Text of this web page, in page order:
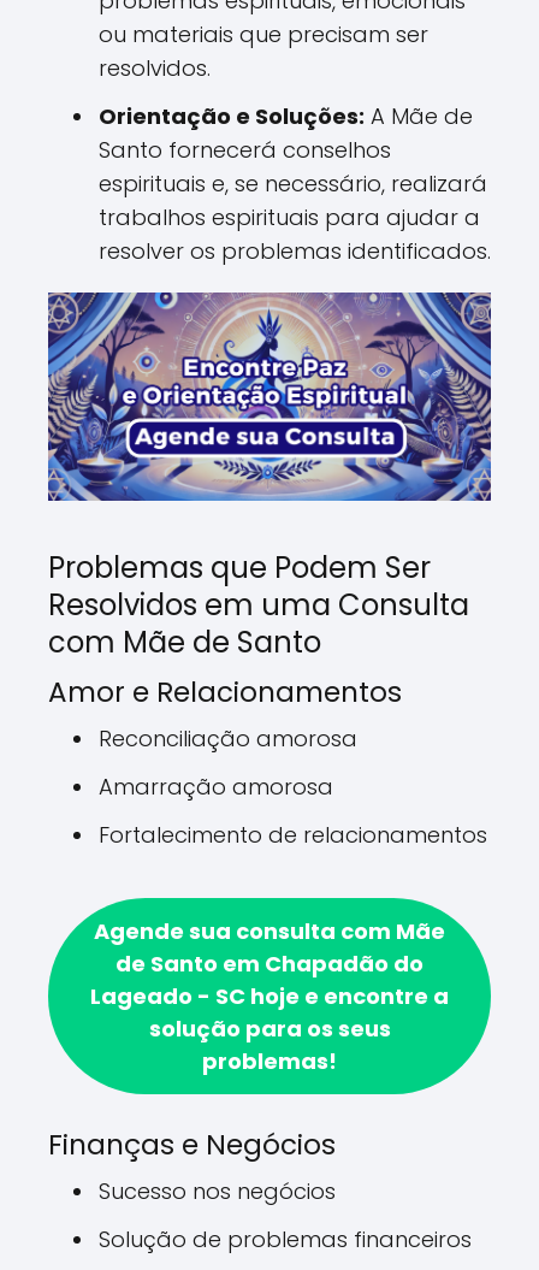
ou materiais que precisam ser
resolvidos.
Orientação e Soluções: A Mãe de
Santo fornecerá conselhos
espirituais e, se necessário, realizará
trabalhos espirituais para ajudar a
resolver os problemas identificados.
Problemas que Podem Ser
Resolvidos em uma Consulta
com Mãe de Santo
Amor e Relacionamentos
Reconciliação amorosa
Amarração amorosa
Fortalecimento de relacionamentos
Agende sua consulta com Mãe
de Santo em Chapadão do
Lageado - SC hoje e encontre a
solução para os seus
problemas!
Finanças e Negócios
Sucesso nos negócios
Solução de problemas financeiros